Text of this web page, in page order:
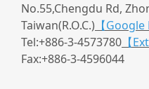
No.55,Chengdu Rd,
Taiwan(R.O.C.) 【Google
Tel:+886-3-4573780 【
Fax:+886-3-4596044